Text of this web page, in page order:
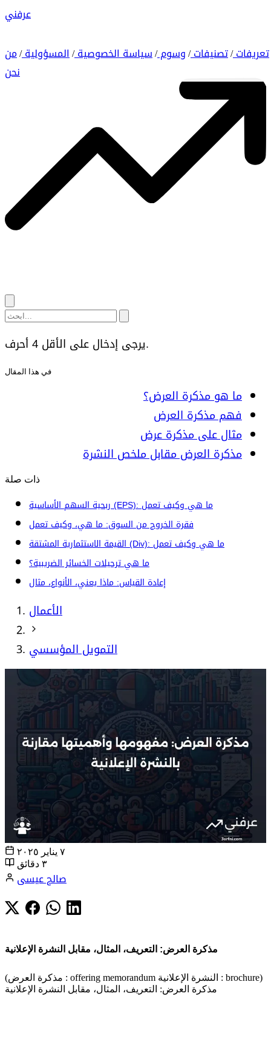
عرفني
تعريفات/ تصنيفات/ وسوم/ سياسة الخصوصية/ المسؤولية/ من
نحن
يرجى إدخال على الأقل 4 أحرف.
في هذا المقال
ما هو مذكرة العرض؟
فهم مذكرة العرض
مثال على مذكرة عرض
مذكرة العرض مقابل ملخص النشرة
ذات صلة
ربحية السهم الأساسية (EPS): ما هي وكيف تعمل
فقرة الخروج من السوق: ما هي، وكيف تعمل
القيمة الاستثمارية المشتقة (Div): ما هي وكيف تعمل
ما هي ترحيلات الخسائر الضريبية؟
إعادة القياس: ماذا يعني، الأنواع، مثال
الأعمال
التمويل المؤسسي
٧ يناير ٢٠٢٥
٣ دقائق
صالح عيسى
مذكرة العرض: التعريف، المثال، مقابل النشرة الإعلانية
(مذكرة العرض : offering memorandum النشرة الإعلانية : brochure)
مذكرة العرض: التعريف، المثال، مقابل النشرة الإعلانية